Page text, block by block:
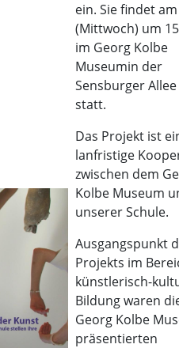
ein. Sie findet am
(Mittwoch) um
im Georg Kolbe
Museumin der
Sensburger Allee
statt.
Das Projekt ist
lanfristige
zwischen dem
Kolbe Museum
unserer Schule.
Ausgangspunkt
Projekts im
künstlerisch-
Bildung waren
Georg Kolbe
präsentierten